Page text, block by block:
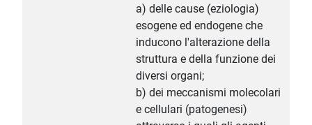
a) delle cause (eziologia)
esogene ed endogene che
inducono l'alterazione della
struttura e della funzione dei
diversi organi;
b) dei meccanismi molecolari
e cellulari (patogenesi)